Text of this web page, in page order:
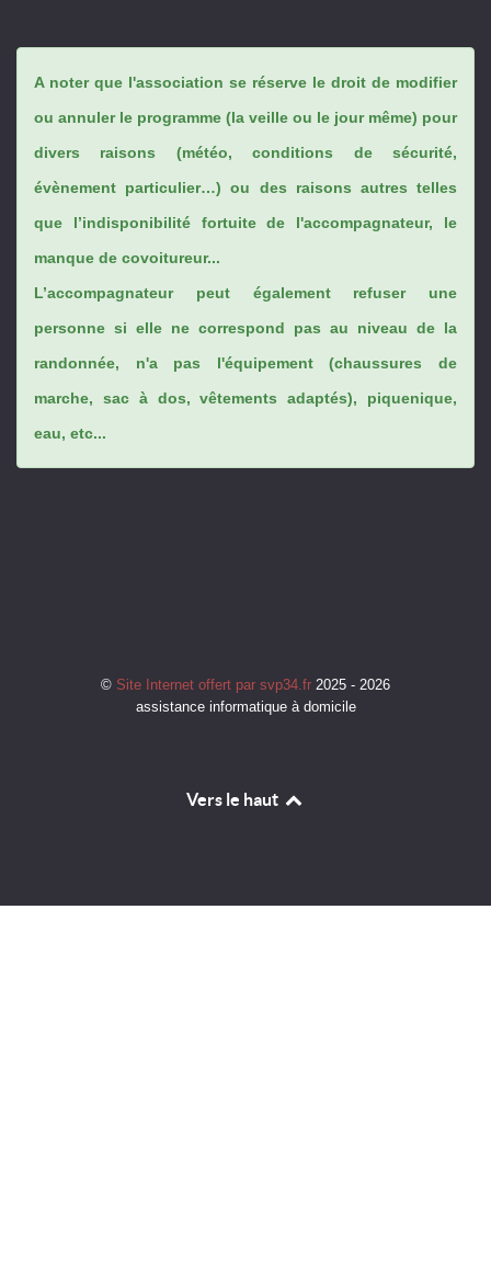
A noter que l'association se réserve le droit de modifier
ou annuler le programme (la veille ou le jour même) pour
divers raisons (météo, conditions de sécurité,
évènement particulier…) ou des raisons autres telles
que l’indisponibilité fortuite de l'accompagnateur, le
manque de covoitureur...
L’accompagnateur peut également refuser une
personne si elle ne correspond pas au niveau de la
randonnée, n'a pas l'équipement (chaussures de
marche, sac à dos, vêtements adaptés), piquenique,
eau, etc...
© Site Internet offert par svp34.fr 2025 - 2026
assistance informatique à domicile
Vers le haut